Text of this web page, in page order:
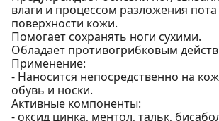
влаги и процессом разложения пота
поверхности кожи.
Помогает сохранять ноги сухими.
Обладает противогрибковым
Применение:
- Наносится непосредственно на
обувь и носки.
Активные компоненты:
- окcид цинка, ментол, тальк,